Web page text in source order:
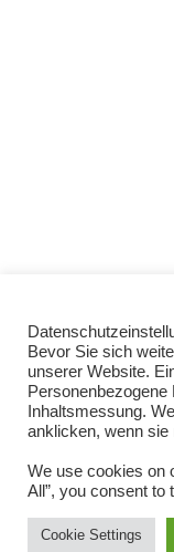
Bevor Sie sich
unserer Website.
Inhaltsmessung.
anklicken, wenn sie
We use cookies on
All”, you consent to
Cookie Settings